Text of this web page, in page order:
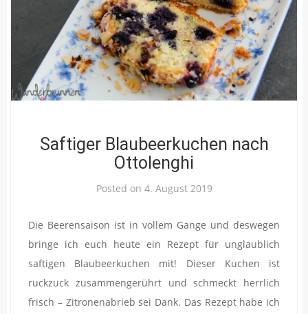
Saftiger Blaubeerkuchen nach
Ottolenghi
Posted on 4. August 2019
Die Beerensaison ist in vollem Gange und deswegen
bringe ich euch heute ein Rezept für unglaublich
saftigen Blaubeerkuchen mit! Dieser Kuchen ist
ruckzuck zusammengerührt und schmeckt herrlich
frisch – Zitronenabrieb sei Dank. Das Rezept habe ich